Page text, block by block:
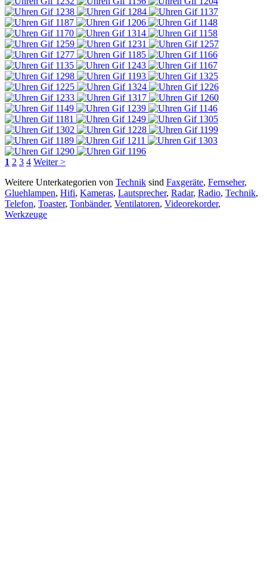
1 2 3 4 Weiter >
Weitere Unterkategorien von Technik sind Faxgeräte, Fernseher,
Gluehlampen, Hifi, Kameras, Lautsprecher, Radar, Radio, Technik,
Telefon, Toaster, Tonbänder, Ventilatoren, Videorekorder,
Werkzeuge